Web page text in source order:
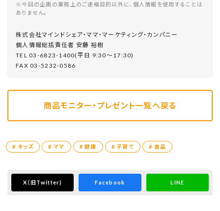
※今回の企画の業務上のご連絡目的以外に、個人情報を使用することは
ありません。
株式会社マインドシェア・ママ・マーケティング・カンパニー
個⼈情報総括責任者 安藤 裕樹
TEL 03-6823-1400(平⽇ 9:30〜17:30)
FAX 03-5232-0586
商品モニター・プレゼント一覧へ戻る
# キッズ # ママ # 健康 # 子育て # 食品
X （旧Twitter) Facebook LINE